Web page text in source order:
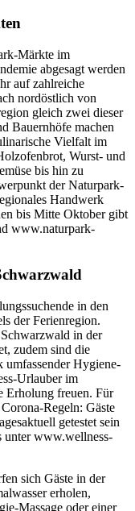
Märkte im
abgesagt werden
auf zahlreiche
nordöstlich von
gleich zwei dieser
Bauernhöfe machen
Vielfalt im
Wurst- und
bis hin zu
der Naturpark-
Handwerk
bis Mitte Oktober gibt
www.naturpark-
in den
der Ferienregion.
in der
zudem sind die
umfassender Hygiene-
Urlauber im
Erholung freuen. Für
Regeln: Gäste
getestet sein
unter www.wellness-
sich Gäste in der
erholen,
Massage oder einer